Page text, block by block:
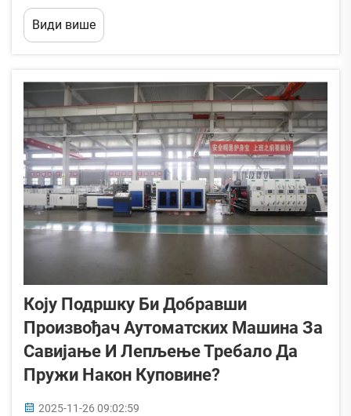
квалитету штампе. Без обзира да ли штампате
логотипе, детаље о производу или чак
комплексне графичке елементе, разумевање
каронских кутија обезбеђује...
Види више
Коју Подршку Би Добравши
Произвођач Аутоматских Машина За
Савијање И Лепљење Требало Да
Пружи Након Куповине?
2025-11-26 09:02:59